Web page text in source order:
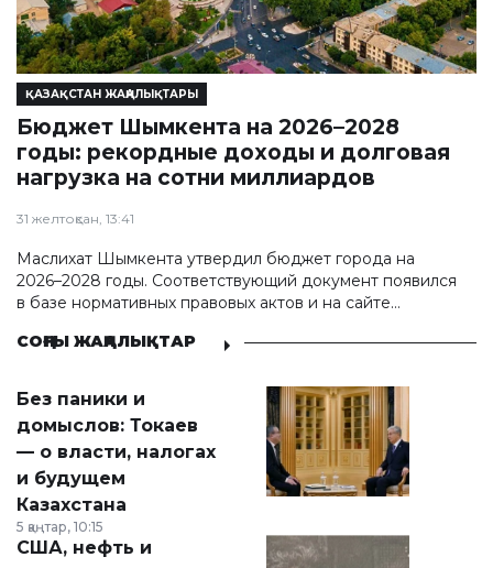
ҚАЗАҚСТАН ЖАҢАЛЫҚТАРЫ
Бюджет Шымкента на 2026–2028
годы: рекордные доходы и долговая
нагрузка на сотни миллиардов
31 желтоқсан, 13:41
Маслихат Шымкента утвердил бюджет города на
2026–2028 годы. Соответствующий документ появился
в базе нормативных правовых актов и на сайте
СОҢҒЫ ЖАҢАЛЫҚТАР
Без паники и
домыслов: Токаев
— о власти, налогах
и будущем
Казахстана
5 қаңтар, 10:15
США, нефть и